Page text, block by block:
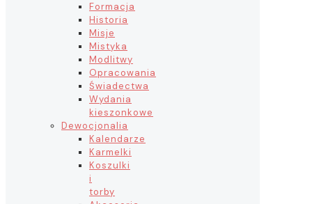
Formacja
Historia
Misje
Mistyka
Modlitwy
Opracowania
Świadectwa
Wydania
kieszonkowe
Dewocjonalia
Kalendarze
Karmelki
Koszulki
i
torby